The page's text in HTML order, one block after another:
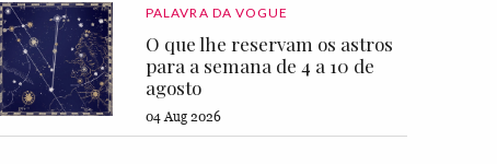
PALAVRA DA VOGUE
O que lhe reservam os astros
para a semana de 4 a 10 de
agosto
04 Aug 2026